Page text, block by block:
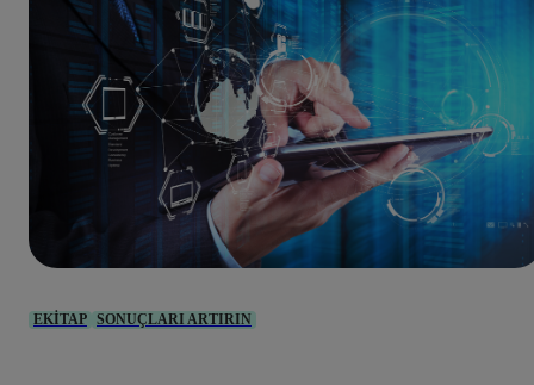
EKITAP SONUÇLARI ARTIRIN